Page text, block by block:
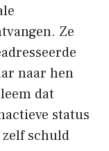
Ze
naar hen
dat
status
schuld